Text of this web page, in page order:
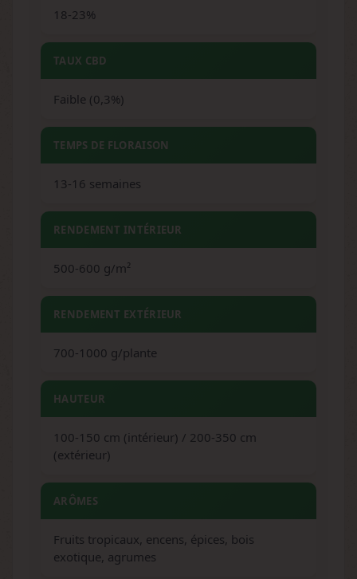
18-23%
TAUX CBD
Faible (0,3%)
TEMPS DE FLORAISON
13-16 semaines
RENDEMENT INTÉRIEUR
500-600 g/m²
RENDEMENT EXTÉRIEUR
700-1000 g/plante
HAUTEUR
100-150 cm (intérieur) / 200-350 cm
(extérieur)
ARÔMES
Fruits tropicaux, encens, épices, bois
exotique, agrumes